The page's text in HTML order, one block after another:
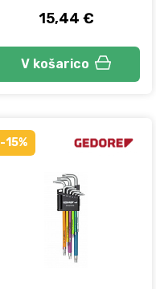
15,44 €
V košarico
-15%